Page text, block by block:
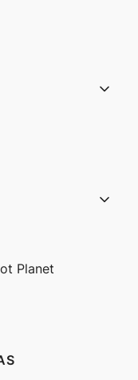
Planet